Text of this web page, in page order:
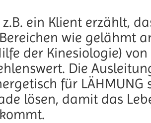
z.B. ein Klient erzählt,
wie gelähmt
der Kinesiologie)
Die
für
lösen, damit das